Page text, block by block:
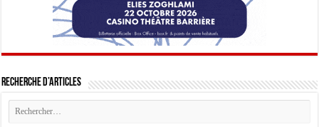
Recherche d’articles